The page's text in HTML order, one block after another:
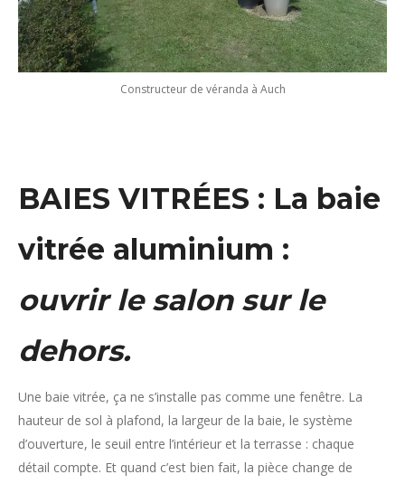
Constructeur de véranda à Auch
BAIES VITRÉES : La baie
vitrée aluminium :
ouvrir le salon sur le
dehors.
Une baie vitrée, ça ne s’installe pas comme une fenêtre. La
hauteur de sol à plafond, la largeur de la baie, le système
d’ouverture, le seuil entre l’intérieur et la terrasse : chaque
détail compte. Et quand c’est bien fait, la pièce change de